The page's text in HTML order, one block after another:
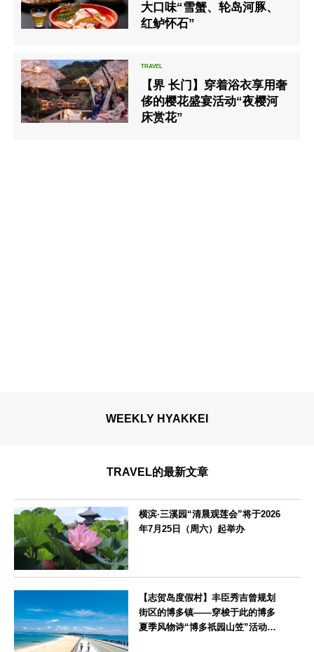
大口味“雪蟹、轮岛河豚、
红鲈怀石”
【界 长门】穿着浴衣享用奢
侈的樱花盛宴活动“夜樱河
床赏花”
WEEKLY HYAKKEI
TRAVEL的最新文章
横滨·三溪园“清晨观莲会”将于2026
年7月25日（周六）起举办
【志贺岛度假村】丰臣秀吉曾规划
街区的博多镇——穿梭于此的博多
夏季风物诗“博多祇园山笠”活动期